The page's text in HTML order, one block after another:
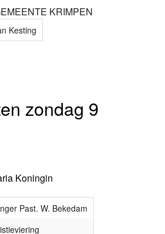
KRIMPEN
Kesting
zondag 9
Koningin
Past. W. Bekedam